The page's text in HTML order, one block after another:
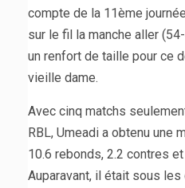
compte de la 11ème
sur le fil la manche aller
un renfort de taille pour ce
vieille dame.
Avec cinq matchs
RBL, Umeadi a obtenu une
10.6 rebonds, 2.2 contres
Auparavant, il était sous les